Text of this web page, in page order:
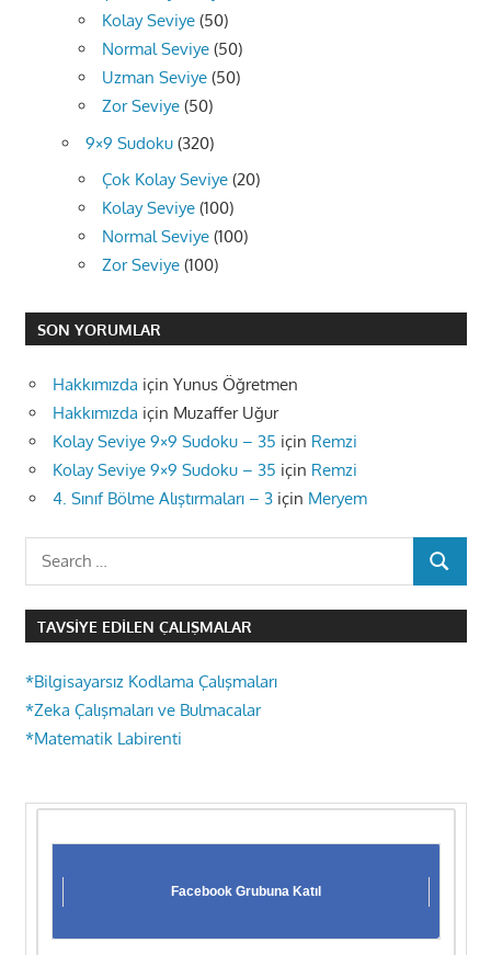
Kolay Seviye (50)
Normal Seviye (50)
Uzman Seviye (50)
Zor Seviye (50)
9×9 Sudoku (320)
Çok Kolay Seviye (20)
Kolay Seviye (100)
Normal Seviye (100)
Zor Seviye (100)
SON YORUMLAR
Hakkımızda için Yunus Öğretmen
Hakkımızda için Muzaffer Uğur
Kolay Seviye 9×9 Sudoku – 35 için Remzi
Kolay Seviye 9×9 Sudoku – 35 için Remzi
4. Sınıf Bölme Alıştırmaları – 3 için Meryem
Search
SEARCH
TAVSIYE EDILEN ÇALIŞMALAR
*Bilgisayarsız Kodlama Çalışmaları
*Zeka Çalışmaları ve Bulmacalar
*Matematik Labirenti
Facebook Grubuna Katıl